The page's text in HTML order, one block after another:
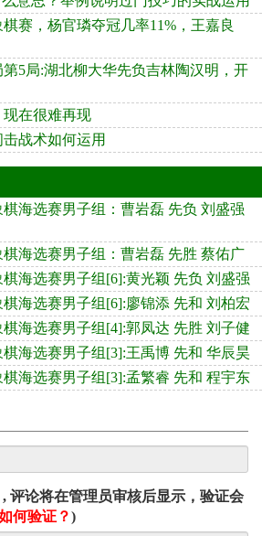
赛，杨官璘夺冠几率11%，王嘉良
5局:湖北柳大华先负吉林陶汉明，开
在很难再现
战术如何运用
棋海选赛男子组：曹岩磊 先负 刘盛强
棋海选赛男子组：曹岩磊 先胜 蔡佑广
棋海选赛男子组[6]:黄光颖 先负 刘盛强
棋海选赛男子组[6]:廖锦添 先和 刘柏宏
棋海选赛男子组[4]:郭凤达 先胜 刘子健
棋海选赛男子组[3]:王禹博 先和 华辰昊
棋海选赛男子组[3]:孟繁睿 先和 程宇东
评论将在管理员审核后显示，验证会
何验证？)